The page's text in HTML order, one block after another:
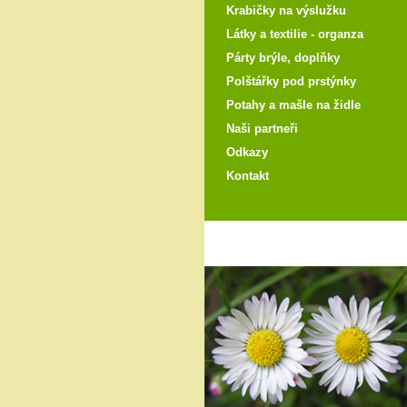
Krabičky na výslužku
Látky a textilie - organza
Párty brýle, doplňky
Polštářky pod prstýnky
Potahy a mašle na židle
Naši partneři
Odkazy
Kontakt